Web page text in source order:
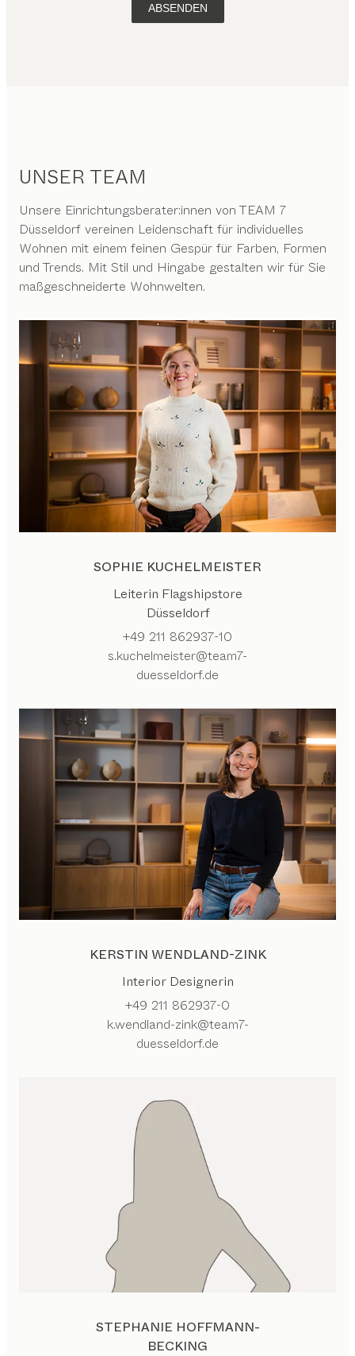
ABSENDEN
UNSER TEAM
Unsere Einrichtungsberater:innen von TEAM 7
Düsseldorf vereinen Leidenschaft für individuelles
Wohnen mit einem feinen Gespür für Farben, Formen
und Trends. Mit Stil und Hingabe gestalten wir für Sie
maßgeschneiderte Wohnwelten.
SOPHIE KUCHELMEISTER
Leiterin Flagshipstore
Düsseldorf
+49 211 862937-10
s.kuchelmeister@team7-
duesseldorf.de
KERSTIN WENDLAND-ZINK
Interior Designerin
+49 211 862937-0
k.wendland-zink@team7-
duesseldorf.de
STEPHANIE HOFFMANN-
BECKING